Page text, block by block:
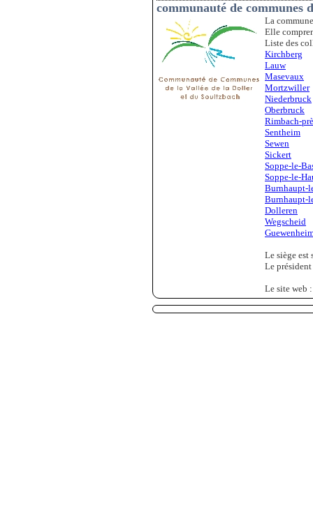
communauté de communes
La
Elle
Liste des
Kirchberg
Lauw
Masevaux
Mortzwiller
Niederbruck
Oberbruck
Rimbach-
Sentheim
Sewen
Sickert
Soppe-le-
Soppe-le-
Burnhaupt-
Burnhaupt-
Dolleren
Wegscheid
Le siège est
Le
Le site web